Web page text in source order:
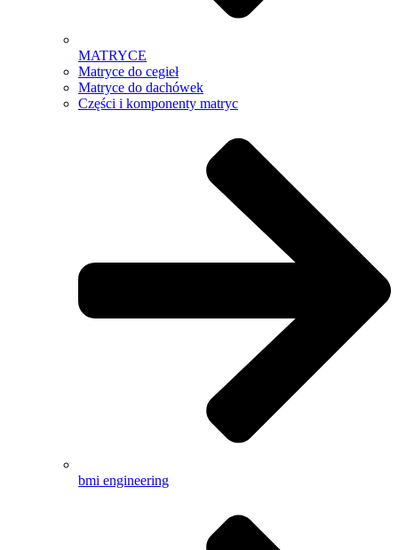
MATRYCE
Matryce do cegieł
Matryce do dachówek
Części i komponenty matryc
bmi engineering